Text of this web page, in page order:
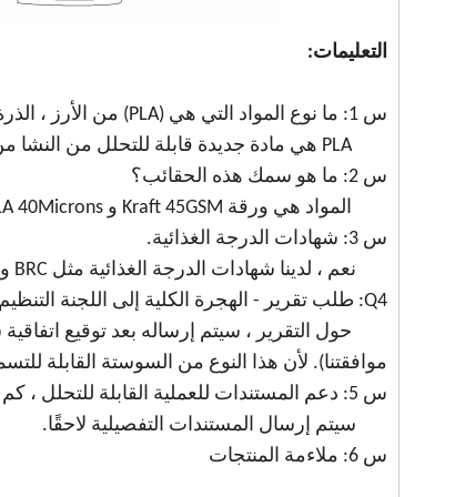
التعليمات:
س 1: ما نوع المواد التي هي (PLA) من الأرز ، الذرة وما إلى ذلك؟
PLA هي مادة جديدة قابلة للتحلل من النشا من موارد المصنع المتجددة (مثل الذرة والأرز وما إلى ذلك)
س 2: ما هو سمك هذه الحقائب؟
المواد هي ورقة Kraft 45GSM و PLA 40Microns.
س 3: شهادات الدرجة الغذائية.
نعم ، لدينا شهادات الدرجة الغذائية مثل BRC و ISO.
Q4: طلب تقرير - الهجرة الكلية إلى اللجنة التنظيم الاتحاد الأوروبي 10/2011 و (EC) رقم 1935/2004 لكل منتج (نوع المواد).
حول التقرير ، سيتم إرساله بعد توقيع
موافقتنا). لأن هذا النوع من السوستة القابلة
س 5: دعم المستندات للعملية القابلة للتحلل ، كم من الوقت يستغرق وكيف؟
سيتم إرسال المستندات التفصيلية لاحقًا.
س 6: ملاءمة المنتجات